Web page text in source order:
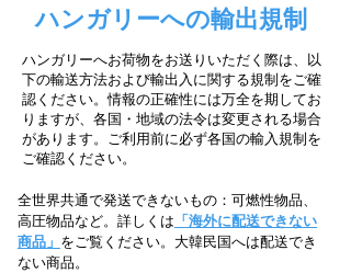
ハンガリーへの輸出規制
ハンガリーへお荷物をお送りいただく際は、以
下の輸送方法および輸出入に関する規制をご確
認ください。情報の正確性には万全を期してお
りますが、各国・地域の法令は変更される場合
があります。ご利用前に必ず各国の輸入規制を
ご確認ください。
全世界共通で発送できないもの：可燃性物品、
高圧物品など。詳しくは 「海外に配送できない
商品」 をご覧ください。大韓民国へは配送でき
ない商品。